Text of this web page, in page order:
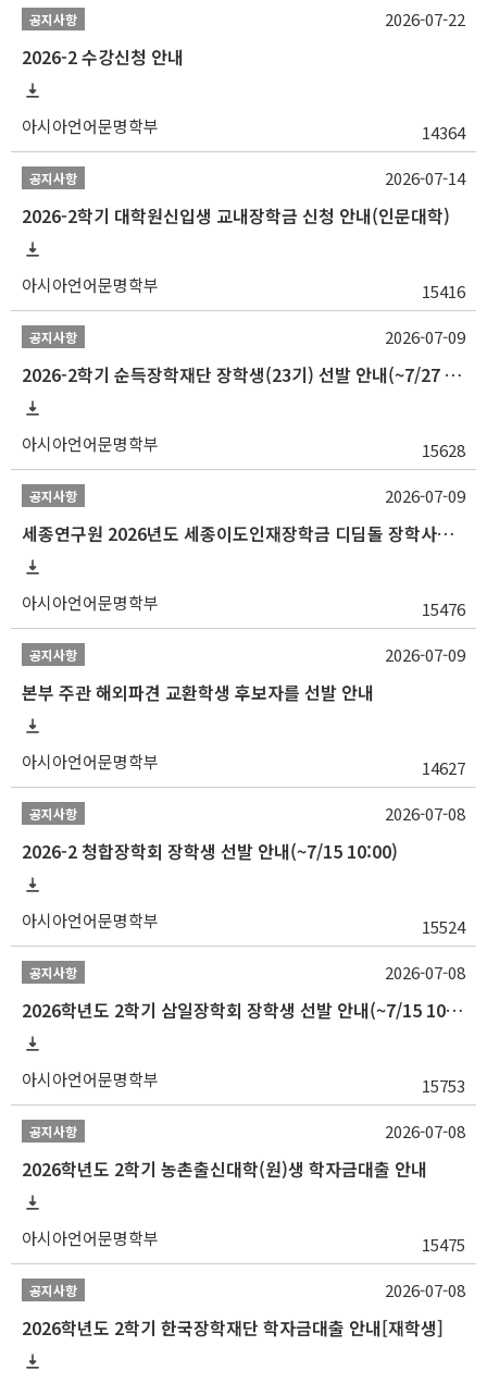
공지사항
2026-2 수강신청 안내
아시아언어문명학부 14364
2026-07-22
공지사항
2026-2학기 대학원신입생 교내장학금 신청 안내(인문대학)
아시아언어문명학부 15416
2026-07-14
공지사항
2026-2학기 순득장학재단 장학생(23기) 선발 안내(~7/27 10:00)
아시아언어문명학부 15628
2026-07-09
공지사항
세종연구원 2026년도 세종이도인재장학금 디딤돌 장학사업 학자금대출 관련분야(원금상환, 이자지원) 신청 사업 안내
아시아언어문명학부 15476
2026-07-09
공지사항
본부 주관 해외파견 교환학생 후보자를 선발 안내
아시아언어문명학부 14627
2026-07-09
공지사항
2026-2 청합장학회 장학생 선발 안내(~7/15 10:00)
아시아언어문명학부 15524
2026-07-08
공지사항
2026학년도 2학기 삼일장학회 장학생 선발 안내(~7/15 10:00)
아시아언어문명학부 15753
2026-07-08
공지사항
2026학년도 2학기 농촌출신대학(원)생 학자금대출 안내
아시아언어문명학부 15475
2026-07-08
공지사항
2026학년도 2학기 한국장학재단 학자금대출 안내[재학생]
2026-07-08